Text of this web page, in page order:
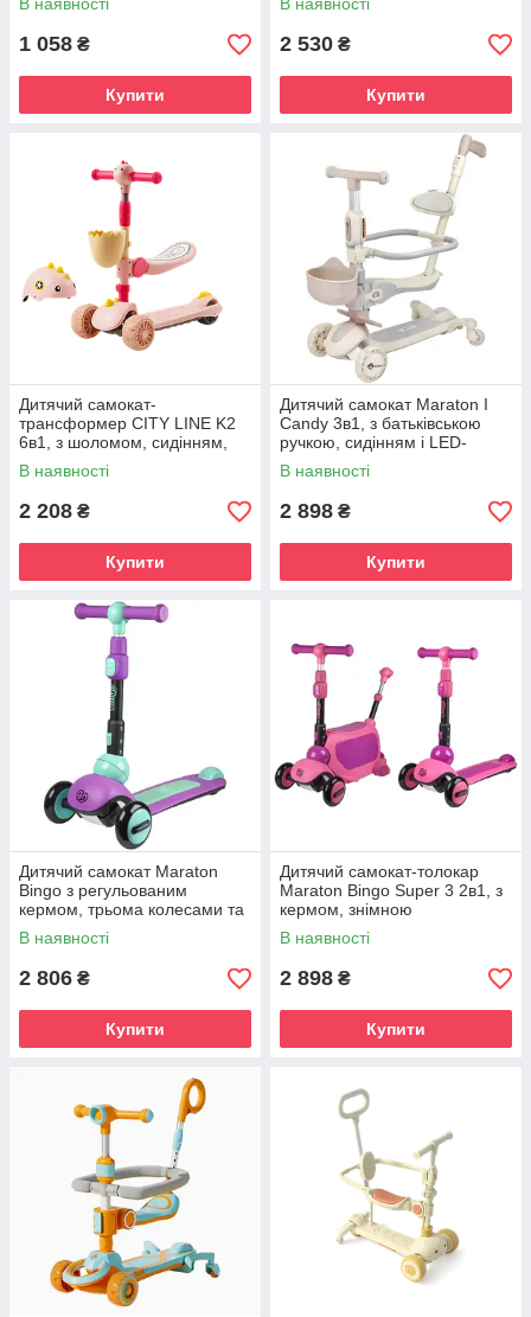
1 058 ₴
Купити
різних кольорах
2 530 ₴
Купити
Дитячий самокат-
трансформер CITY LINE K2
6в1, з шоломом, сидінням,
кошиком та світлом, до 40 кг
В наявності
2 208 ₴
Купити
Дитячий самокат Maraton I
Candy 3в1, з батьківською
ручкою, сидінням і LED-
підсвіткою для дітей
В наявності
2 898 ₴
Купити
Дитячий самокат Maraton
Bingo з регульованим
кермом, трьома колесами та
світловою підсвіткою від 3
років
В наявності
2 806 ₴
Купити
Дитячий самокат-толокар
Maraton Bingo Super 3 2в1, з
кермом, знімною
батьківською ручкою та
сидінням
В наявності
2 898 ₴
Купити